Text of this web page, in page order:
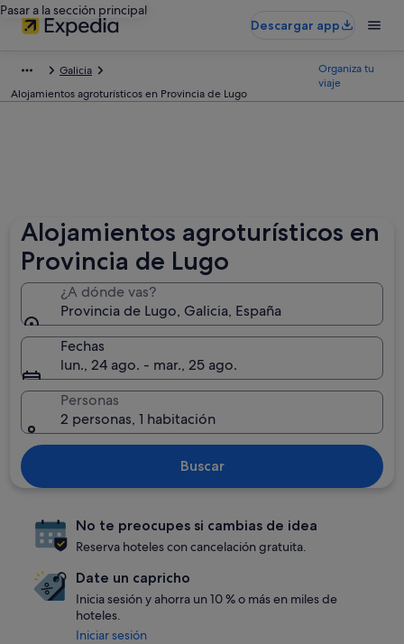
Pasar a la sección principal
Descargar app
Galicia
Alojamientos agroturísticos en Provincia de Lugo
Organiza tu
viaje
Alojamientos agroturísticos en
Provincia de Lugo
¿A dónde vas?
Provincia de Lugo, Galicia, España
Fechas
lun., 24 ago. - mar., 25 ago.
Personas
2 personas, 1 habitación
Buscar
No te preocupes si cambias de idea
Reserva hoteles con cancelación gratuita.
Date un capricho
Inicia sesión y ahorra un 10 % o más en miles de
hoteles.
Iniciar sesión